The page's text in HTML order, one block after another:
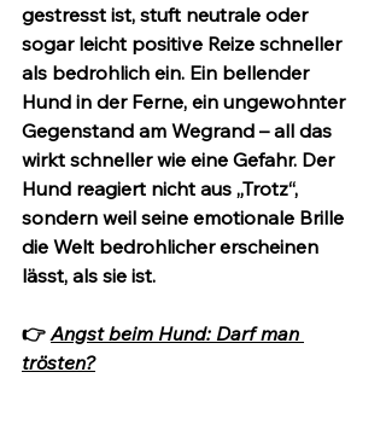
gestresst ist, stuft neutrale oder
sogar leicht positive Reize schneller
als bedrohlich ein. Ein bellender
Hund in der Ferne, ein ungewohnter
Gegenstand am Wegrand – all das
wirkt schneller wie eine Gefahr. Der
Hund reagiert nicht aus „Trotz“,
sondern weil seine emotionale Brille
die Welt bedrohlicher erscheinen
lässt, als sie ist.
👉 Angst beim Hund: Darf man
trösten?